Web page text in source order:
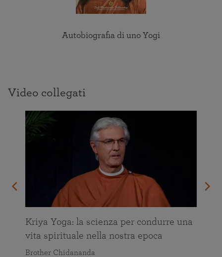
Autobiografia di uno Yogi
Video collegati
Kriya Yoga: la scienza per condurre una
vita spirituale nella nostra epoca
Brother Chidananda